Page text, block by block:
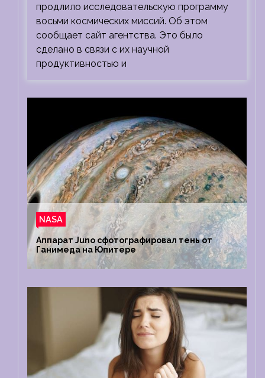
продлило исследовательскую программу
восьми космических миссий. Об этом
сообщает сайт агентства. Это было
сделано в связи с их научной
продуктивностью и
NASA
Аппарат Juno сфотографировал тень от
Ганимеда на Юпитере